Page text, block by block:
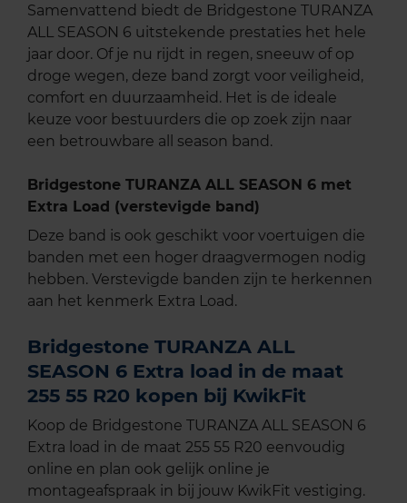
Samenvattend biedt de Bridgestone TURANZA
ALL SEASON 6 uitstekende prestaties het hele
jaar door. Of je nu rijdt in regen, sneeuw of op
droge wegen, deze band zorgt voor veiligheid,
comfort en duurzaamheid. Het is de ideale
keuze voor bestuurders die op zoek zijn naar
een betrouwbare all season band.
Bridgestone TURANZA ALL SEASON 6 met
Extra Load (verstevigde band)
Deze band is ook geschikt voor voertuigen die
banden met een hoger draagvermogen nodig
hebben. Verstevigde banden zijn te herkennen
aan het kenmerk Extra Load.
Bridgestone TURANZA ALL
SEASON 6 Extra load in de maat
255 55 R20 kopen bij KwikFit
Koop de Bridgestone TURANZA ALL SEASON 6
Extra load in de maat 255 55 R20 eenvoudig
online en plan ook gelijk online je
montageafspraak in bij jouw KwikFit vestiging.